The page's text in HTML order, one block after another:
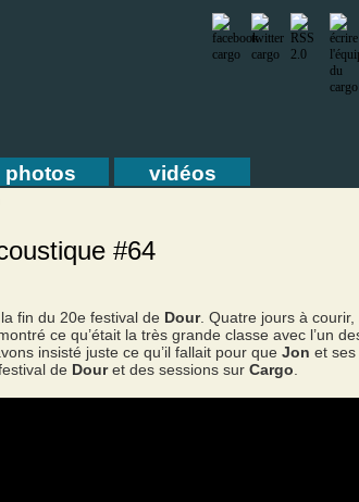
photos vidéos
#64
fin du 20e festival de Dour. Quatre jours à courir,
ce qu’était la très grande classe avec l’un
insisté juste ce qu’il fallait pour que Jon et
de Douret des sessions sur Cargo